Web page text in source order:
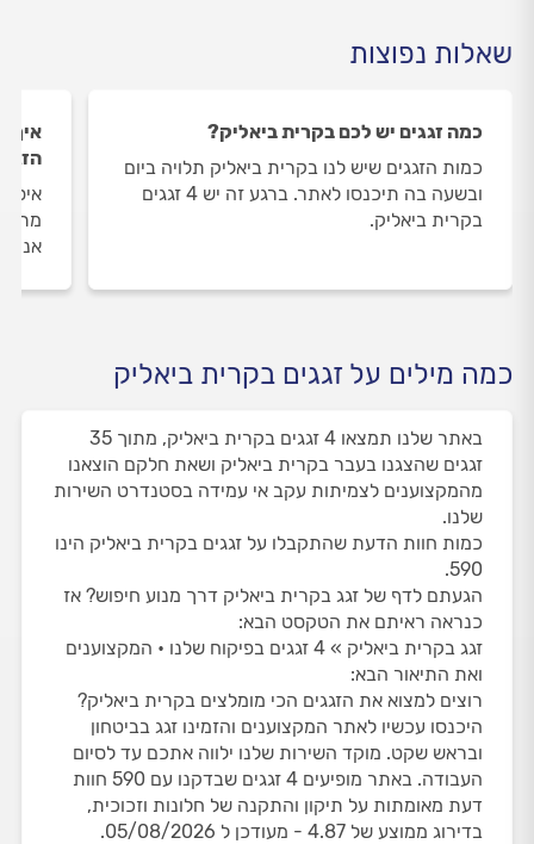
שאלות נפוצות
כמה זגגים יש לכם בקרית ביאליק?
כמות הזגגים שיש לנו בקרית ביאליק תלויה ביום
ובשעה בה תיכנסו לאתר. ברגע זה יש 4 זגגים
בקרית ביאליק.
איך
אנו
כמה מילים על זגגים בקרית ביאליק
באתר שלנו תמצאו 4 זגגים בקרית ביאליק, מתוך 35
זגגים שהצגנו בעבר בקרית ביאליק ושאת חלקם הוצאנו
מהמקצוענים לצמיתות עקב אי עמידה בסטנדרט השירות
שלנו.
כמות חוות הדעת שהתקבלו על זגגים בקרית ביאליק הינו
590.
הגעתם לדף של זגג בקרית ביאליק דרך מנוע חיפוש? אז
כנראה ראיתם את הטקסט הבא:
זגג בקרית ביאליק » 4 זגגים בפיקוח שלנו • המקצוענים
ואת התיאור הבא:
רוצים למצוא את הזגגים הכי מומלצים בקרית ביאליק?
היכנסו עכשיו לאתר המקצוענים והזמינו זגג בביטחון
ובראש שקט. מוקד השירות שלנו ילווה אתכם עד לסיום
העבודה. באתר מופיעים 4 זגגים שבדקנו עם 590 חוות
דעת מאומתות על תיקון והתקנה של חלונות וזכוכית,
בדירוג ממוצע של 4.87 - מעודכן ל 05/08/2026.